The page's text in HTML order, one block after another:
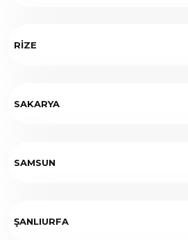
RİZE
SAKARYA
SAMSUN
ŞANLIURFA